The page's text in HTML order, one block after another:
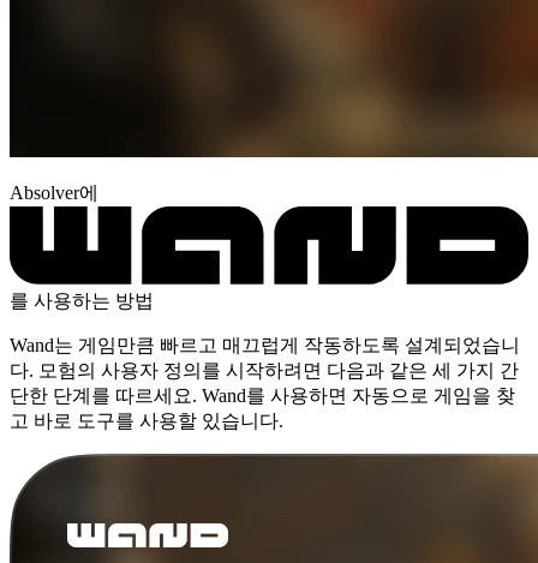
Absolver에
를 사용하는 방법
Wand는 게임만큼 빠르고 매끄럽게 작동하도록 설계되었습니
다. 모험의 사용자 정의를 시작하려면 다음과 같은 세 가지 간
단한 단계를 따르세요. Wand를 사용하면 자동으로 게임을 찾
고 바로 도구를 사용할 있습니다.